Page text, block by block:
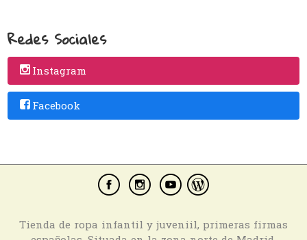
Redes Sociales
Instagram
Facebook
Tienda de ropa infantil y juveniil, primeras firmas